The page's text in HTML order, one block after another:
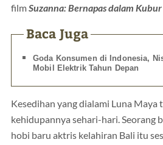
filmSuzanna: Bernapas dalam Kubur
Baca Juga
Goda Konsumen di Indonesia,
Mobil Elektrik Tahun Depan
Kesedihan yang dialami Luna Maya
kehidupannya sehari-hari. Seorang
hobi baru aktris kelahiran Bali itu